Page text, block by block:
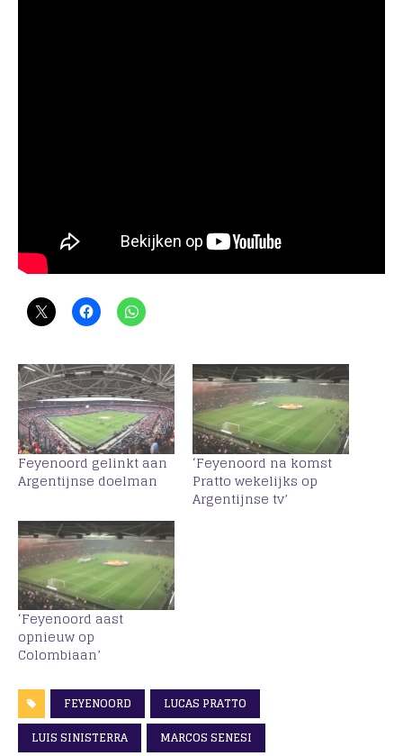
Feyenoord gelinkt aan
Argentijnse doelman
‘Feyenoord na komst
Pratto wekelijks op
Argentijnse tv’
‘Feyenoord aast
opnieuw op
Colombiaan’
FEYENOORD
LUCAS PRATTO
LUIS SINISTERRA
MARCOS SENESI